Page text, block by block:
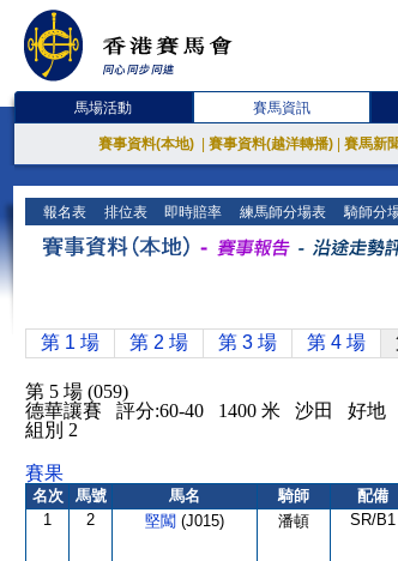
馬場活動 賽馬資訊
賽事資料(本地) 賽事資料(越洋轉播) 賽馬新
報名表 排位表 即時賠率 練馬師分場表 騎師分
第 1 場 第 2 場 第 3 場 第 4 場
第 5 場 (059)
德華讓賽 評分:60-40 1400 米 沙田 好地
組別 2
賽果
名次 馬號 馬名 騎師 配備
1
2 堅闖 (J015) 潘頓 SR/B1